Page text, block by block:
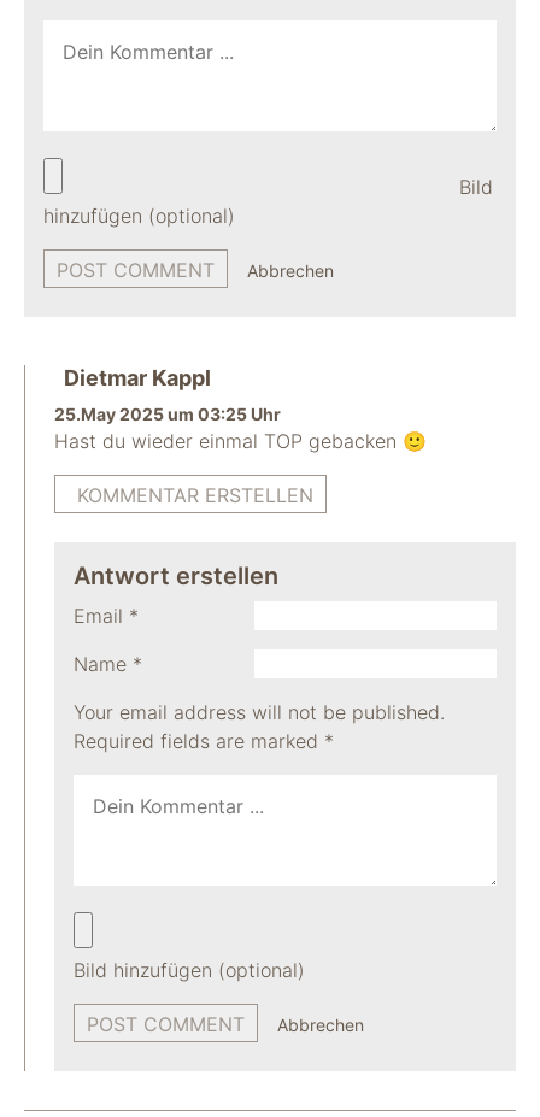
Bild
hinzufügen (optional)
Abbrechen
Dietmar Kappl
25.May 2025 um 03:25 Uhr
Hast du wieder einmal TOP gebacken 🙂
KOMMENTAR ERSTELLEN
Antwort erstellen
Your email address will not be published.
Required fields are marked *
Name *
Email *
Bild hinzufügen (optional)
Abbrechen